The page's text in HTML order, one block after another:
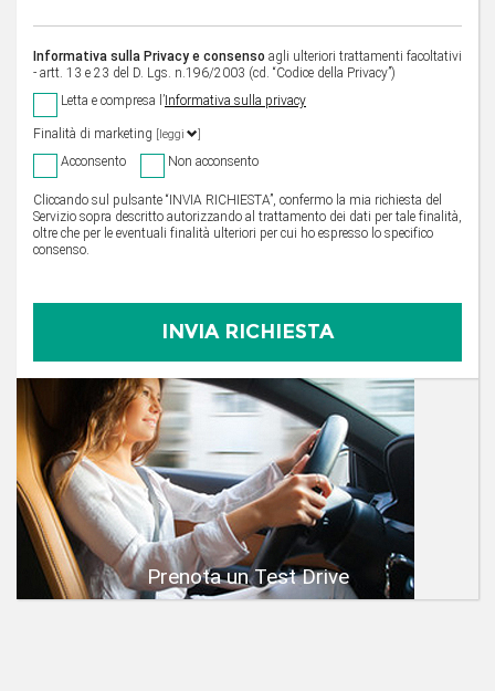
Informativa sulla Privacy e consenso agli ulteriori trattamenti facoltativi
- artt. 13 e 23 del D. Lgs. n.196/2003 (cd. “Codice della Privacy”)
Letta e compresa l’ Informativa sulla privacy
Finalità di marketing [leggi
Acconsento Non acconsento
Cliccando sul pulsante “INVIA RICHIESTA”, confermo la mia richiesta del
Servizio sopra descritto autorizzando al trattamento dei dati per tale finalità,
oltre che per le eventuali finalità ulteriori per cui ho espresso lo specifico
consenso.
Prenota un Test Drive